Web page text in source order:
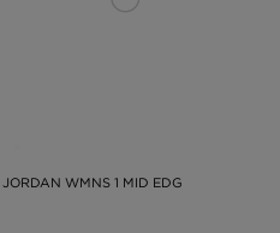
JORDAN WMNS 1 MID EDG